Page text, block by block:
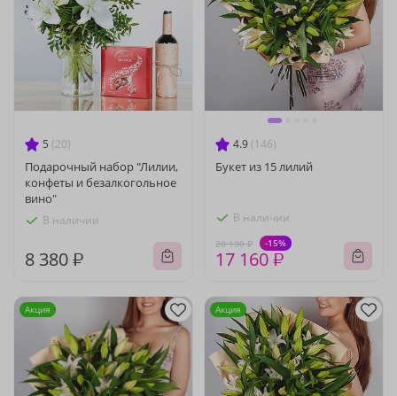
5 (20)
Подарочный набор "Лилии,
конфеты и безалкогольное
вино"
В наличии
8 380 ₽
4.9 (146)
Букет из 15 лилий
В наличии
20 190 ₽ -15%
17 160 ₽
Акция Акция